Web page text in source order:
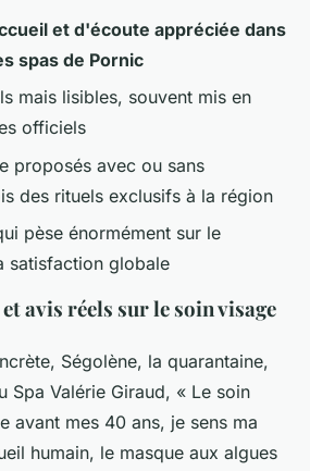
et d'écoute appréciée dans
spas de Pornic
mais lisibles, souvent mis en
officiels
proposés avec ou sans
des rituels exclusifs à la région
pèse énormément sur le
satisfaction globale
avis réels sur le soin visage
Ségolène, la quarantaine,
Spa Valérie Giraud, « Le soin
avant mes 40 ans, je sens ma
humain, le masque aux algues